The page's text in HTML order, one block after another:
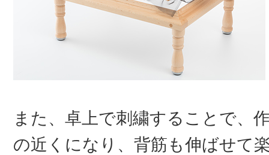
また、卓上で刺繍することで、
の近くになり、背筋も伸ばせて